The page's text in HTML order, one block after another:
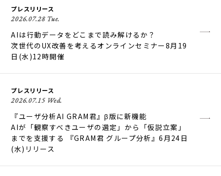
プレスリリース
2026.07.28 Tue.
AIは行動データをどこまで読み解けるか？
次世代のUX改善を考えるオンラインセミナー8月19
日(水)12時開催
プレスリリース
2026.07.15 Wed.
『ユーザ分析AI GRAM君』β版に新機能
AIが「観察すべきユーザの選定」から「仮説立案」
までを支援する 『GRAM君 グループ分析』6月24日
(水)リリース